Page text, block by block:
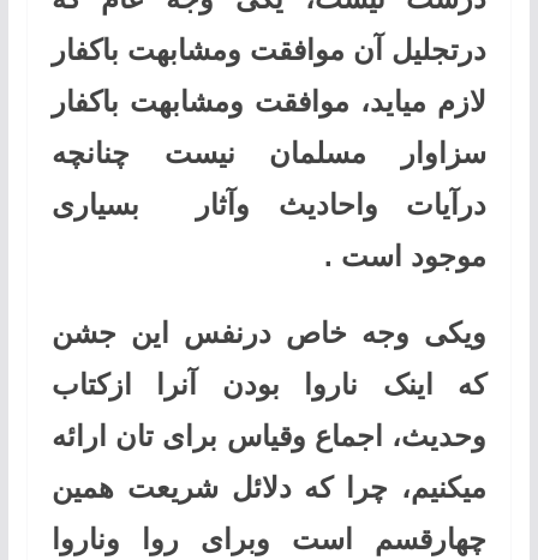
درتجلیل آن موافقت ومشابهت باکفار
لازم میاید، موافقت ومشابهت باکفار
سزاوار مسلمان نیست چنانچه
درآیات واحادیث وآثار بسیاری
موجود است .
ویکی وجه خاص درنفس این جشن
که اینک ناروا بودن آنرا ازکتاب
وحدیث، اجماع وقیاس برای تان ارائه
میکنیم، چرا که دلائل شریعت همین
چهارقسم است وبرای روا وناروا